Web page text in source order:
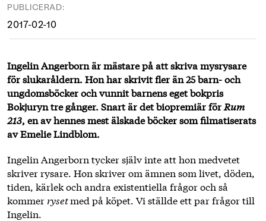
PUBLICERAD:
2017-02-10
Ingelin Angerborn är mästare på att skriva mysrysare
för slukaråldern. Hon har skrivit fler än 25 barn- och
ungdomsböcker och vunnit barnens eget bokpris
Bokjuryn tre gånger. Snart är det biopremiär förRum
213, en av hennes mest älskade böcker som filmatiserats
av Emelie Lindblom.
Ingelin Angerborn tycker själv inte att hon medvetet
skriver rysare. Hon skriver om ämnen som livet, döden,
tiden, kärlek och andra existentiella frågor och så
kommer rysetmed på köpet. Vi ställde ett par frågor till
Ingelin.